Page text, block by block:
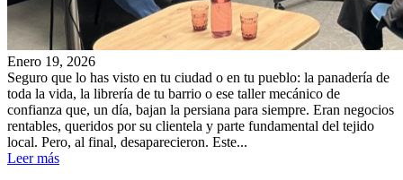
Enero 19, 2026
Seguro que lo has visto en tu ciudad o en tu pueblo: la panadería de
toda la vida, la librería de tu barrio o ese taller mecánico de
confianza que, un día, bajan la persiana para siempre. Eran negocios
rentables, queridos por su clientela y parte fundamental del tejido
local. Pero, al final, desaparecieron. Este...
Leer más